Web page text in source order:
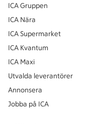
ICA Gruppen
ICA Nära
ICA Supermarket
ICA Kvantum
ICA Maxi
Utvalda leverantörer
Annonsera
Jobba på ICA